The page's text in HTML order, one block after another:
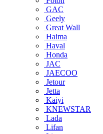
GAC
Geely
Great Wall
Haima
Haval
Honda
JAC
JAECOO
Jetour
Jetta
Kaiyi
KNEWSTAR
Lada
Lifan